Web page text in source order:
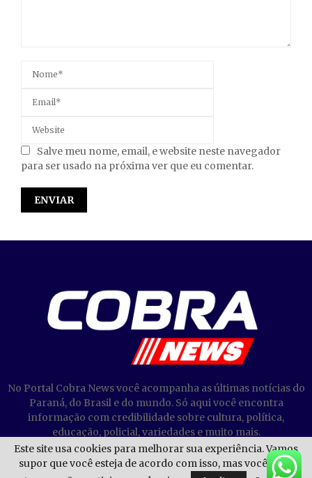
Salve meu nome, email, e website neste navegador
para ser usado na próxima ver que eu comentar.
No Portal Cobra News você acompanha as últimas notícias do
Paraná, do Brasil e do mundo. Só aqui você encontra
informação com credibilidade sobre cultura, política,
educação, policial, variedades e muito mais.
Este site usa cookies para melhorar sua experiência. Vamos
supor que você esteja de acordo com isso, mas você pode